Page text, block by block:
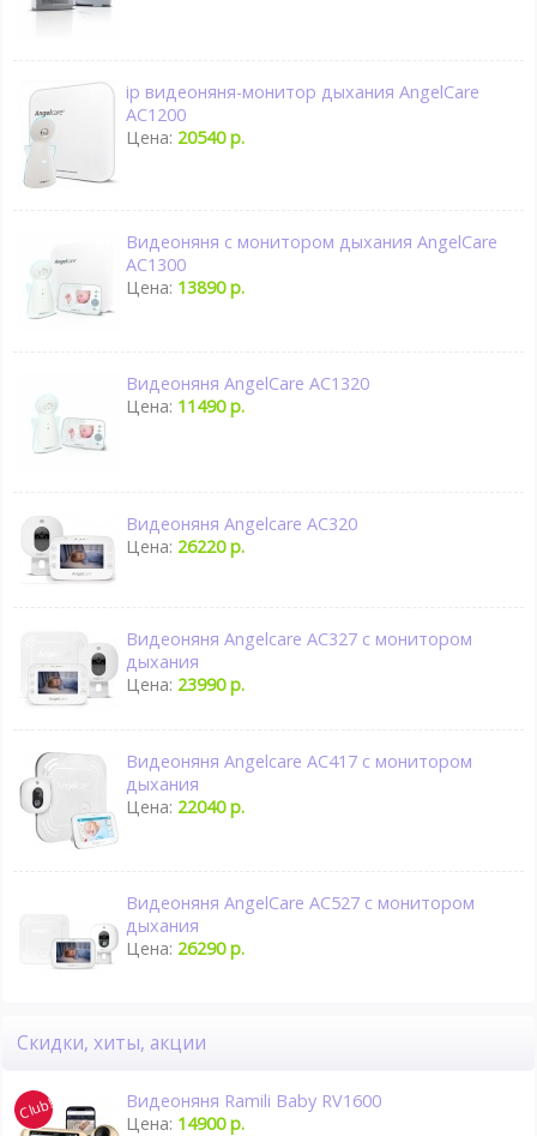
ip видеоняня-монитор дыхания AngelСare
AC1200
Цена: 20540 р.
Видеоняня с монитором дыхания AngelCare
AC1300
Цена: 13890 р.
Видеоняня AngelCare AC1320
Цена: 11490 р.
Видеоняня Angelcare AC320
Цена: 26220 р.
Видеоняня Angelcare AC327 с монитором
дыхания
Цена: 23990 р.
Видеоняня Angelcare AC417 с монитором
дыхания
Цена: 22040 р.
Видеоняня AngelСare AC527 с монитором
дыхания
Цена: 26290 р.
Скидки, хиты, акции
Видеоняня Ramili Baby RV1600
Цена: 14900 р.